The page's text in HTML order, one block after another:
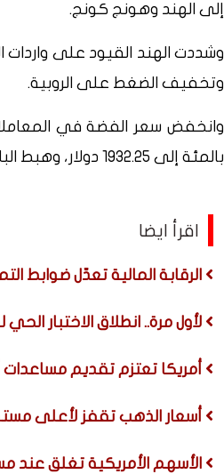
إلى الهند وهونج كونج.
وشددت الهند القيود على
وتخفيف الضغط على الروبية.
بالمئة إلى 1932.25 ​دولار، وهبط البلاديوم 0.3 بالمئة إلى 1365.25 دولار.
اقرأ ايضا
الرقابة المالية تعدّل ضوابط
لأول مرة.. انطلاق الاختبار
أمريكا تعتزم تقديم مساعدات
أسعار الذهب تقفز لأعلى مستوى في 7 أسابيع بدعم من تراجع
الأسهم الأمريكية تغلق عند